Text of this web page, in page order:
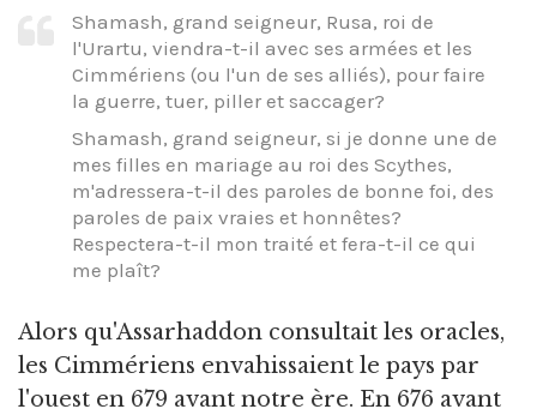
Shamash, grand seigneur, Rusa, roi de
l'Urartu, viendra-t-il avec ses armées et les
Cimmériens (ou l'un de ses alliés), pour faire
la guerre, tuer, piller et saccager?
Shamash, grand seigneur, si je donne une de
mes filles en mariage au roi des Scythes,
m'adressera-t-il des paroles de bonne foi, des
paroles de paix vraies et honnêtes?
Respectera-t-il mon traité et fera-t-il ce qui
me plaît?
Alors qu'Assarhaddon consultait les oracles,
les Cimmériens envahissaient le pays par
l'ouest en 679 avant notre ère. En 676 avant